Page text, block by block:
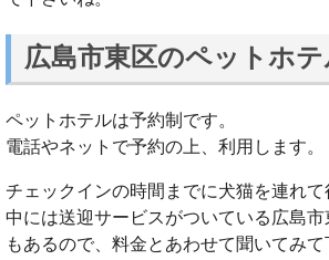
広島市東区のペットホ
ペットホテルは予約制です。
電話やネットで予約の上、利用します。
チェックインの時間までに犬猫を連れて
中には送迎サービスがついている広島
もあるので、料金とあわせて聞いてみて